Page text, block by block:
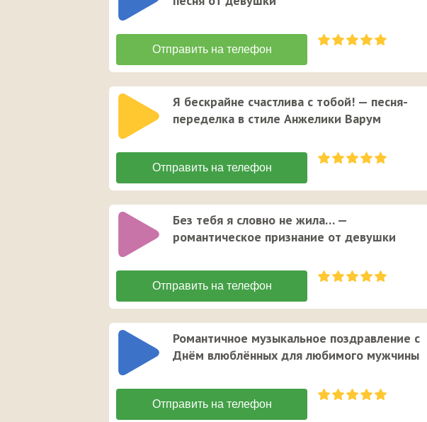
Я бескрайне счастлива с тобой! — песня-
переделка в стиле Анжелики Варум
Без тебя я словно не жила… —
романтическое признание от девушки
Романтичное музыкальное поздравление с
Днём влюблённых для любимого мужчины